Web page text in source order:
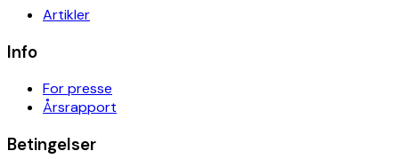
Artikler
Info
For presse
Årsrapport
Betingelser